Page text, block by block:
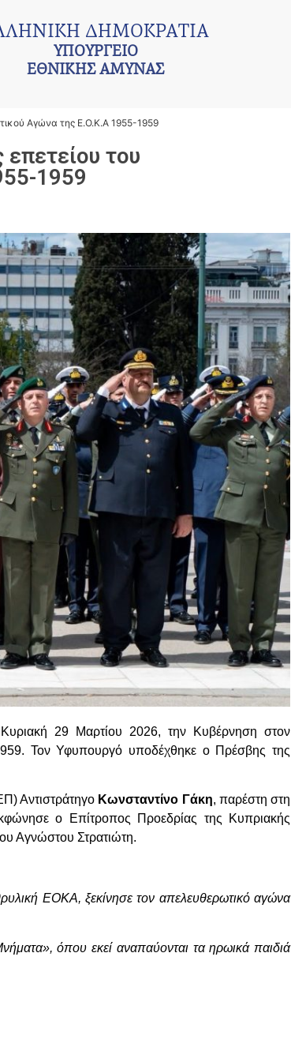
ΔΗΜΟΚΡΑΤΙΑ
ΥΠΟΥΡΓΕΙΟ
ΕΘΝΙΚΗΣ ΑΜΥΝΑΣ
Αγώνα της Ε.Ο.Κ.Α 1955-1959
του
1959
29 Μαρτίου 2026, την Κυβέρνηση στον
Τον Υφυπουργό υποδέχθηκε ο Πρέσβης της
Αντιστράτηγο Κωνσταντίνο Γάκη, παρέστη στη
ο Επίτροπος Προεδρίας της Κυπριακής
Αγνώστου Στρατιώτη.
ΕΟΚΑ, ξεκίνησε τον απελευθερωτικό αγώνα
όπου εκεί αναπαύονται τα ηρωικά παιδιά